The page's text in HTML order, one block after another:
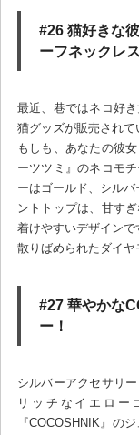
#26 猫好きな
ーフネックレス
最近、巷ではネコ好
猫グッズが販売されて
もしも、あなたの彼
ーツツミ』のネコモ
ーはゴールド、シル
ントトップは、甘す
着けやすいデザインで
散りばめられたダイヤ
#27 華やかな
ー！
シルバーアクセサリ
リッチなイエロー
『COCOSHNIK』の